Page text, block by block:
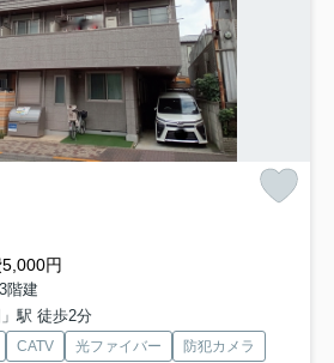
円
階建
駅 徒歩2分
CATV 光ファイバー
防犯カメラ